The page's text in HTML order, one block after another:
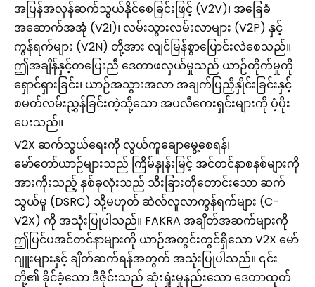
အပြန်အလှန်ဆက်သွယ်နိုင်စေခြင်းဖြင့် (V2V)၊ အခြေခံ
အဆောက်အအုံ (V2I)၊ လမ်းသွားလမ်းလာများ (V2P) နှင့်
ကွန်ရက်များ (V2N) တို့အား လျင်မြန်စွာပြောင်းလဲစေသည်။
ဤအချိန်နှင့်တပြေးညီ ဒေတာဖလှယ်မှုသည် ယာဉ်တိုက်မှုကို
ရှောင်ရှားခြင်း၊ ယာဉ်အသွားအလာ အချက်ပြညှိနှိုင်းခြင်းနှင့်
စမတ်လမ်းညွှန်ခြင်းကဲ့သို့သော အပလီကေးရှင်းများကို ပံ့ပိုး
ပေးသည်။
V2X ဆက်သွယ်ရေးကို လွယ်ကူချောမွေ့စေရန်၊
မော်တော်ယာဉ်များသည် ကြိမ်နှုန်းမြင့် အင်တင်နာစနစ်များကို
အားကိုးသည့် နှစ်ခုလုံးသည် သီးခြားတိုတောင်းသော ဆက်
သွယ်မှု (DSRC) သို့မဟုတ် ဆဲလ်လူလာကွန်ရက်များ (C-
V2X) ကို အသုံးပြုပါသည်။ FAKRA အချိတ်အဆက်များကို
ဤပြင်ပအင်တင်နာများကို ယာဉ်အတွင်းတွင်ရှိသော V2X မော်
ဂျူးများနှင့် ချိတ်ဆက်ရန်အတွက် အသုံးပြုပါသည်။ ၎င်း
တို့၏ ခိုင်ခံ့သော ဒီဇိုင်းသည် ဆုံးရှုံးမှုနည်းသော ဒေတာထုတ်